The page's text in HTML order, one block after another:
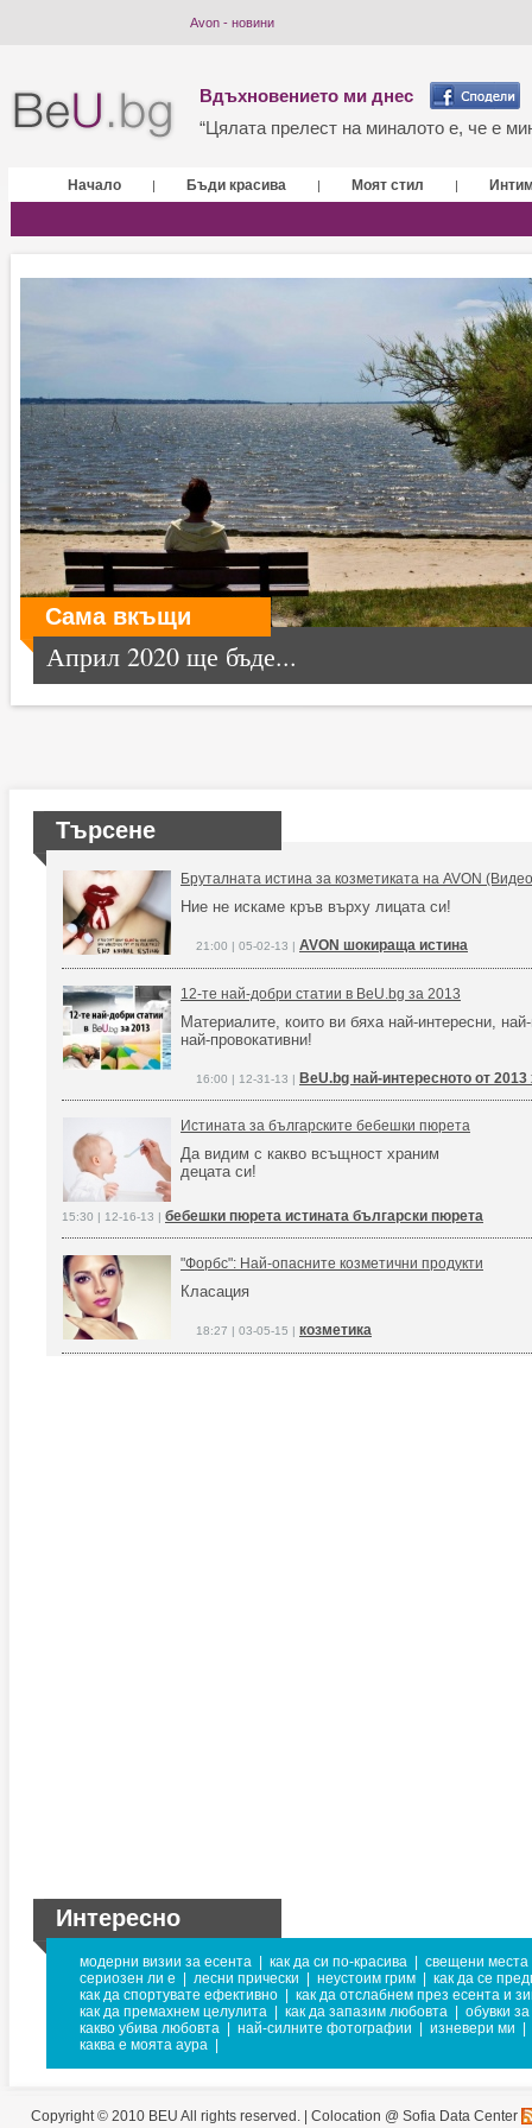
Avon - новини
Вдъхновението ми днес
“Цялата прелест на миналото е, че е
Начало | Бъди красива | Моят стил |
Сама вкъщи
Април 2020 ще бъде...
Търсене
Бруталната истина за козметиката на AVON
Ние не искаме кръв върху лицата си!
21:00 | 05-02-13 | AVON шокираща истина
12-те най-добри статии в BeU.bg за 2013
Материалите, които ви бяха най-интересни,
най-провокативни!
16:00 | 12-31-13 | BeU.bg най-интересното от
Истината за българските бебешки пюрета
Да видим с какво всъщност храним
децата си!
15:30 | 12-16-13 | бебешки пюрета истината български пюрета
"Форбс": Най-опасните козметични продукти
Класация
18:27 | 03-05-15 | козметика
Интересно
модерни визии за есента как да си по-красива
свещени места
сериозен ли е
лесни прически неустоим грим
как да се
как да спортувате ефективно
как да отслабнем през есента и
как да премахнем целулита
как да запазим любовта
обувки
какво убива любовта
най-силните фотографии изневери ми
каква е моята аура
Copyright © 2010 BEU All rights reserved. | Colocation @ Sofia Data Center